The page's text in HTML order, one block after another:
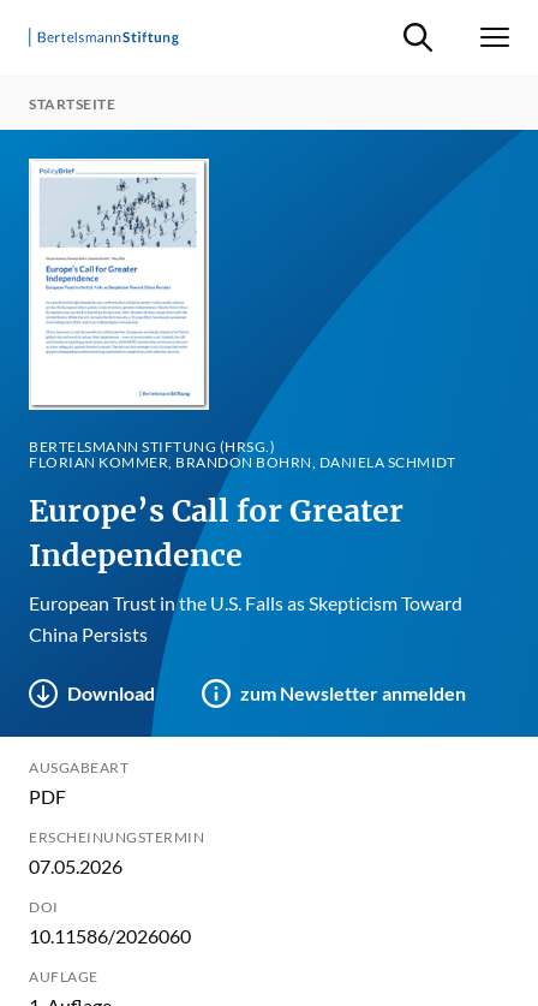
Suche ein-/
STARTSEITE
BERTELSMANN STIFTUNG (HRSG.)
FLORIAN KOMMER, BRANDON BOHRN, DANIELA SCHMIDT
Europe’s Call for Greater
Independence
European Trust in the U.S. Falls as Skepticism Toward
China Persists
Download zum Newsletter anmelden
AUSGABEART
PDF
ERSCHEINUNGSTERMIN
07.05.2026
DOI
10.11586/2026060
AUFLAGE